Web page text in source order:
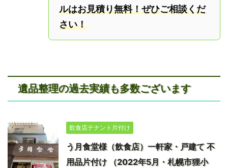
ルはお見積り無料！ぜひご相談くだ
さい！
遺品整理の過去実績も多数ございます
飲食店テナント片付け
う月食堂様（飲食店）一軒家・戸建て 不
用品片付け （2022年5月・札幌市狸小